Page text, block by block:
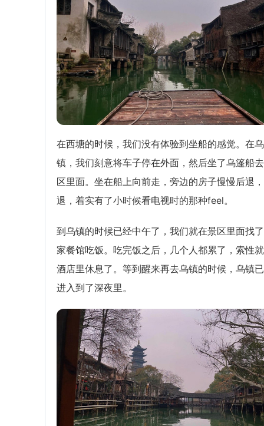
在西塘的时候，我们没有体验到坐船的感觉。在乌
镇，我们刻意将车子停在外面，然后坐了乌篷船
区里面。坐在船上向前走，旁边的房子慢慢后退
退，着实有了小时候看电视时的那种feel。
到乌镇的时候已经中午了，我们就在景区里面找
家餐馆吃饭。吃完饭之后，几个人都累了，索性
酒店里休息了。等到醒来再去乌镇的时候，乌镇
进入到了深夜里。